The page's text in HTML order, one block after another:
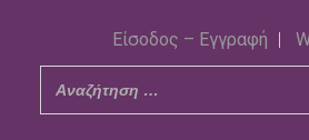
Είσοδος – Εγγραφή